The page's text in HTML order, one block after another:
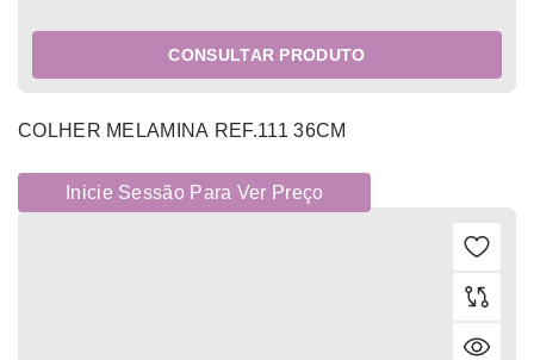
CONSULTAR PRODUTO
COLHER MELAMINA REF.111 36CM
Inicie Sessão Para Ver Preço